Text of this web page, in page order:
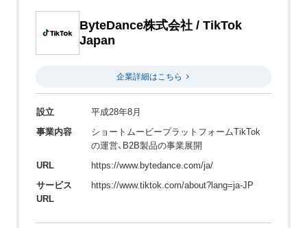
ByteDance株式会社 / TikTok
Japan
企業詳細はこちら
設立
平成28年8月
事業内容
ショートムービープラットフォームTikTok
の運営、B2B製品の事業展開
URL
https://www.bytedance.com/ja/
サービス
URL
https://www.tiktok.com/about?lang=ja-JP